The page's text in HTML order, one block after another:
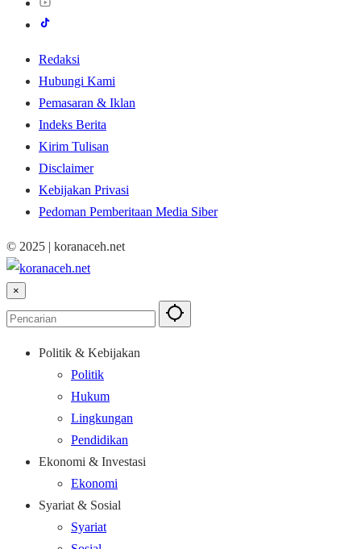
Redaksi
Hubungi Kami
Pemasaran & Iklan
Indeks Berita
Kirim Tulisan
Disclaimer
Kebijakan Privasi
Pedoman Pemberitaan Media Siber
© 2025 | koranaceh.net
×
Politik & Kebijakan
Politik
Hukum
Lingkungan
Pendidikan
Ekonomi & Investasi
Ekonomi
Syariat & Sosial
Syariat